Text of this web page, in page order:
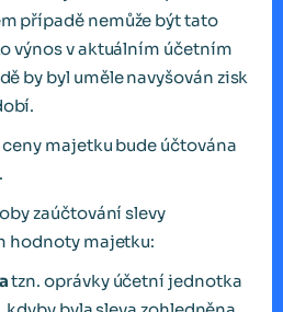
případě nemůže být tato
výnos v aktuálním účetním
by byl uměle navyšován zisk
majetku bude účtována
zaúčtování slevy
hodnoty majetku:
tzn. oprávky účetní jednotka